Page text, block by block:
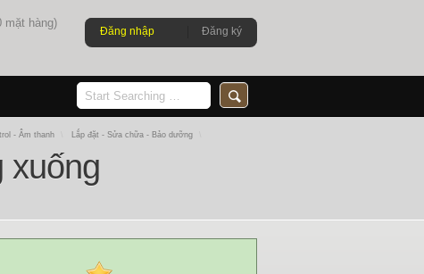
mặt hàng)
Đăng nhập Đăng ký
- Âm thanh Lắp đặt - Sửa chữa - Bảo dưỡng
xuống